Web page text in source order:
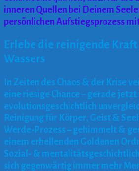
inneren Quellen bei Deinem
persönlichen Aufstiegsprozess
Erlebe die reinigende Kraft
Wassers
In Zeiten des Chaos & der Krise
eine riesige Chance – gerade jetzt
evolutionsgeschichtlich
Reinigung für Körper, Geist &
Werde-Prozess – gehimmelt &
einem erhellenden Goldenen
Sozial- &
sich gegenwärtig immer mehr